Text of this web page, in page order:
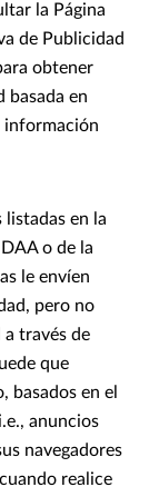
la Página
de Publicidad
obtener
basada en
información
listadas en la
o de la
le envíen
pero no
través de
que
basados en el
anuncios
navegadores
realice